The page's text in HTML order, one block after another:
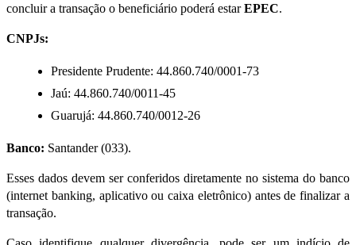
concluir a transação o beneficiário poderá estarEPEC.
CNPJs:
Presidente Prudente: 44.860.740/0001-73
Jaú: 44.860.740/0011-45
Guarujá: 44.860.740/0012-26
Banco: Santander (033).
Esses dados devem ser conferidos diretamente no sistema do banco
(internet banking, aplicativo ou caixa eletrônico) antes de finalizar a
transação.